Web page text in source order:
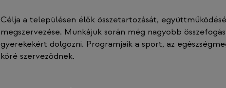
Célja a településen élők összetartozását,
megszervezése. Munkájuk során még nagyobb
gyerekekért dolgozni. Programjaik a sport, az
köré szerveződnek.